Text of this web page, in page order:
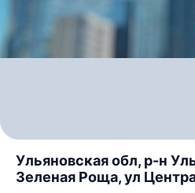
Ульяновская обл, р-н
Зеленая Роща, ул